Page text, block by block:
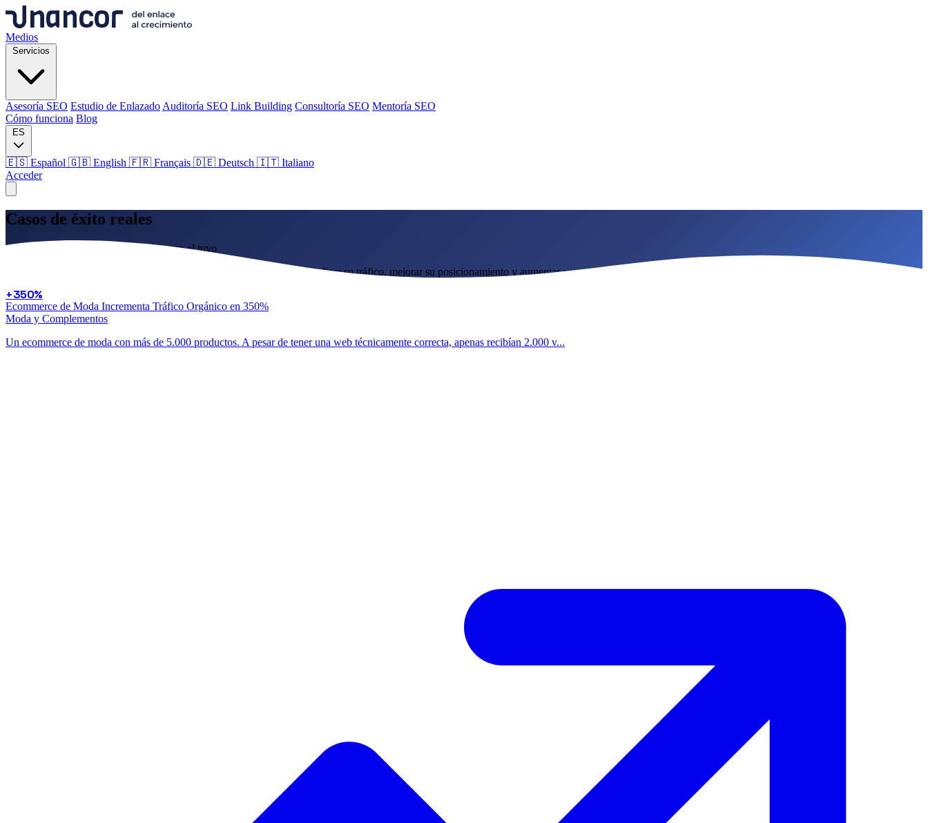
Medios
Servicios
Asesoría SEO Estudio de Enlazado Auditoría SEO Link Building Consultoría SEO Mentoría SEO
Cómo funciona Blog
ES
🇪🇸 Español 🇬🇧 English 🇫🇷 Français 🇩🇪 Deutsch 🇮🇹 Italiano
Acceder
Servicios
Consultoría SEO Mentoría SEO
Idioma
Casos de éxito reales
Resultados tangibles para negocios como el tuyo
Descubre cómo hemos ayudado a empresas de diversos sectores a multiplicar su tráfico, mejorar su posicionamiento y aumentar sus ventas.
+350%
Ecommerce de Moda Incrementa Tráfico Orgánico en 350%
Moda y Complementos
Un ecommerce de moda con más de 5.000 productos. A pesar de tener una web técnicamente correcta, apenas recibían 2.000 v...